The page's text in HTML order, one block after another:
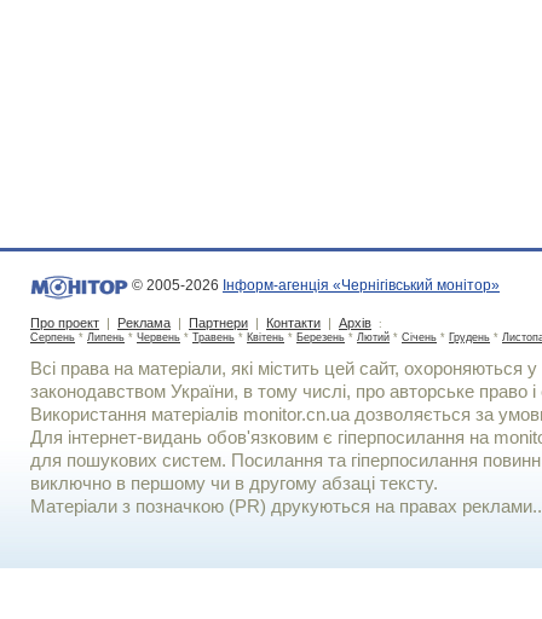
© 2005-2026 Інформ-агенція «Чернігівський монітор»
Про проект | Реклама | Партнери | Контакти | Архів :
Серпень * Липень * Червень * Травень * Квітень * Березень * Лютий * Січень * Грудень *
Всі права на матеріали, які містить цей сайт, охороняються у
законодавством України, в тому числі, про авторське право і
Використання матерiалiв monitor.cn.ua дозволяється за
Для iнтернет-видань обов'язковим є гiперпосилання на
для пошукових систем. Посилання та гіперпосилання
виключно в першому чи в другому абзаці тексту.
Матеріали з позначкою (PR) друкуються на правах реклами..